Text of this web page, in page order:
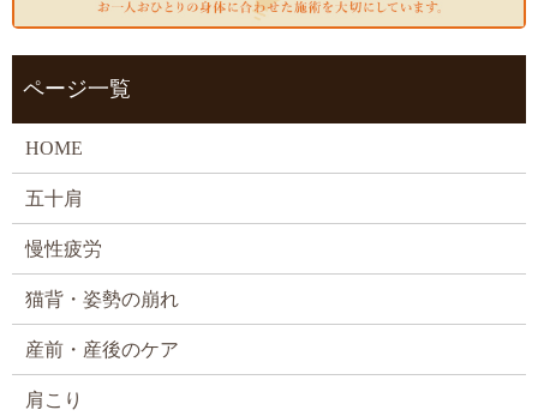
ページ一覧
HOME
五十肩
慢性疲労
猫背・姿勢の崩れ
産前・産後のケア
肩こり